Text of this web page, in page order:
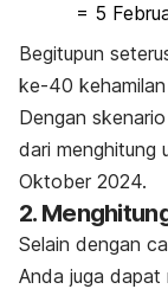
= 5
Begitupun
ke-40
Dengan
dari menghitung
Oktober 2024.
2.
Selain dengan
Anda juga dapat